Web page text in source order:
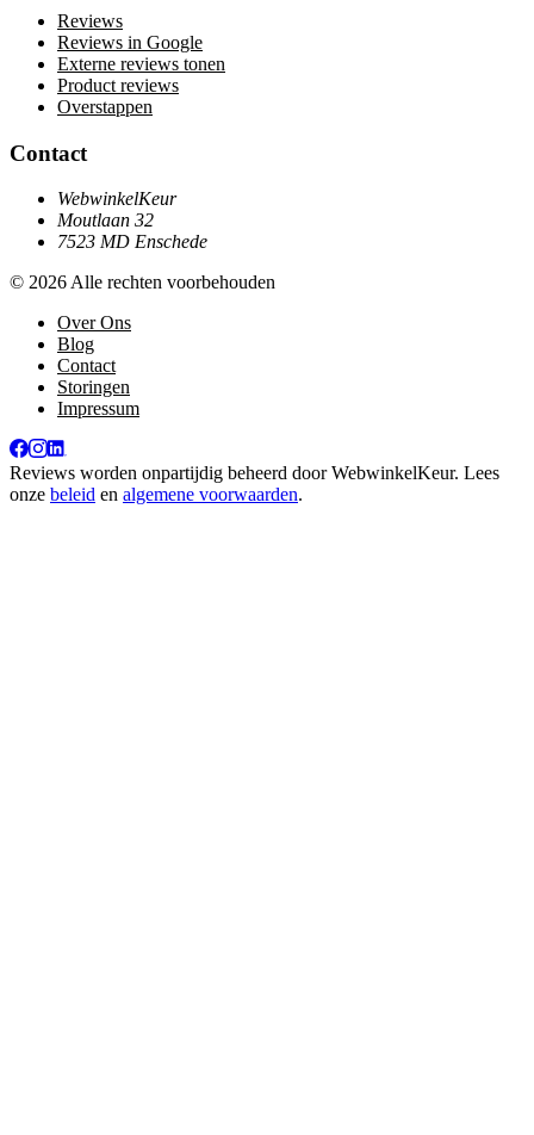
Reviews
Reviews in Google
Externe reviews tonen
Product reviews
Overstappen
Contact
WebwinkelKeur
Moutlaan 32
7523 MD Enschede
© 2026 Alle rechten voorbehouden
Over Ons
Blog
Contact
Storingen
Impressum
Reviews worden onpartijdig beheerd doorWebwinkelKeur. Lees
onze beleid en algemene voorwaarden.